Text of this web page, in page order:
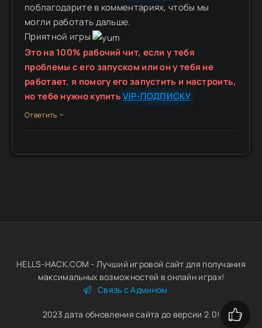
поблагодарите в комментариях, чтобы мы
могли работать дальше.
Приятной игры
Это на 100% рабочий чит, если у тебя
проблемы с его запуском или он у тебя не
работает, я помогу его запустить и настроить,
но тебе нужно купитьVIP-ПОДПИСКУ
Ответить
HELLS-HACK.COM - Лучший игровой сайт для получания
максимальных возможностей в онлайн играх!
Связь с Админом
2023 дата обновления сайта до версии 2.0!